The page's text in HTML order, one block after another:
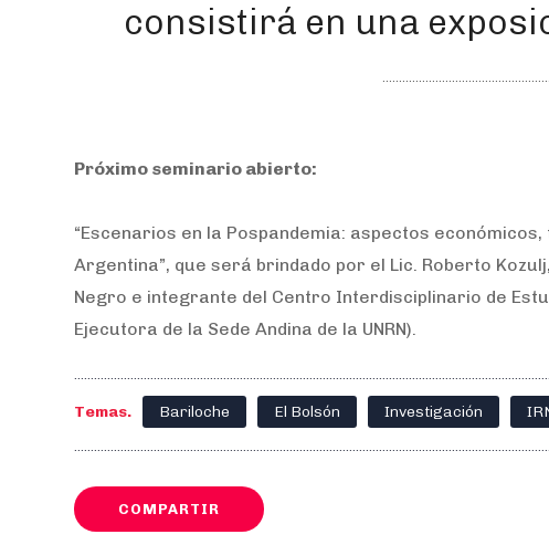
consistirá en una
Próximo seminario abierto:
“Escenarios en la Pospandemia: aspectos
Argentina”, que será brindado por el Lic. Roberto
Negro e integrante del Centro Interdisciplinario de
Ejecutora de la Sede Andina de la UNRN).
Temas. Bariloche El Bolsón Investigación
COMPARTIR